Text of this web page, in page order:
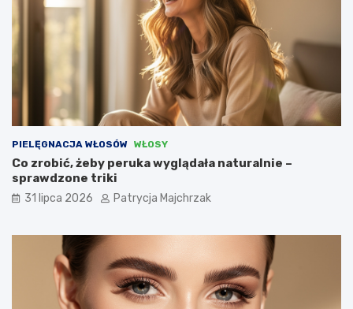
PIELĘGNACJA WŁOSÓW WŁOSY
Co zrobić, żeby peruka wyglądała naturalnie –
sprawdzone triki
31 lipca 2026 Patrycja Majchrzak